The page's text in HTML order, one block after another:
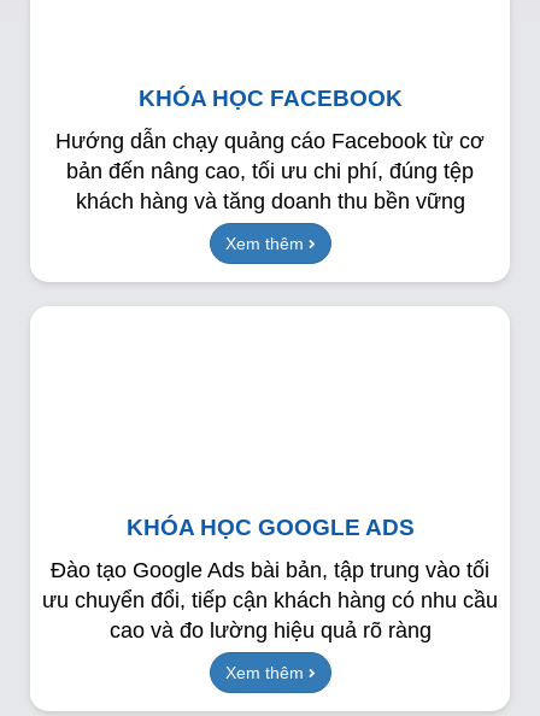
KHÓA HỌC FACEBOOK
Hướng dẫn chạy quảng cáo Facebook từ cơ
bản đến nâng cao, tối ưu chi phí, đúng tệp
khách hàng và tăng doanh thu bền vững
Xem thêm
KHÓA HỌC GOOGLE ADS
Đào tạo Google Ads bài bản, tập trung vào tối
ưu chuyển đổi, tiếp cận khách hàng có nhu cầu
cao và đo lường hiệu quả rõ ràng
Xem thêm